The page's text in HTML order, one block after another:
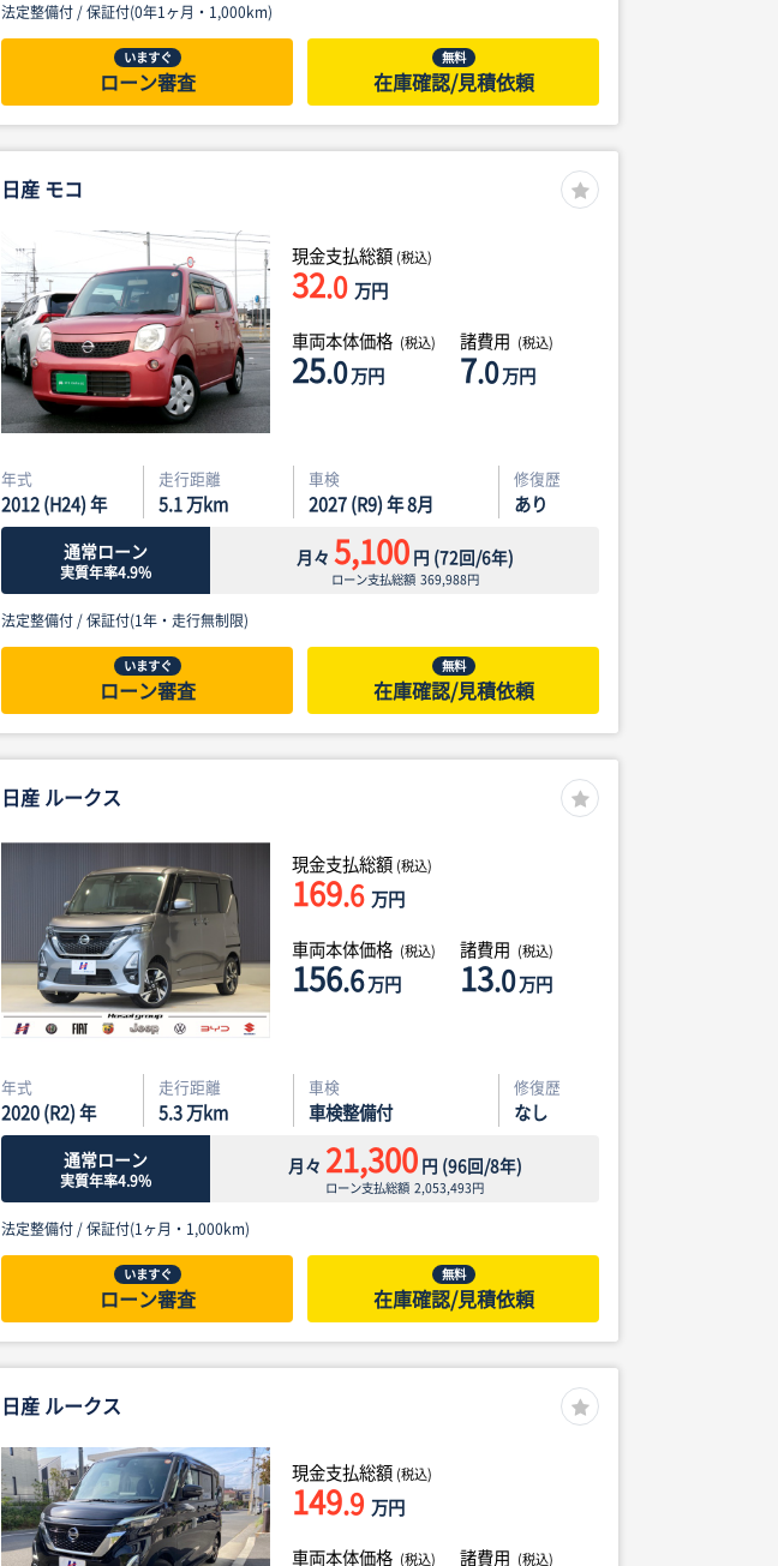
法定整備付 /保証付(0年1ヶ月・1,000km)
いますぐ
ローン審査
無料
在庫確認/見積依頼
日産 モコ
現金支払総額 (税込)
32.0 万円
車両本体価格 (税込)
25.0万円
諸費用 (税込)
7.0万円
年式
2012 (H24) 年
走行距離
5.1万km
車検
2027 (R9) 年 8月
修復歴
あり
通常ローン
実質年率4.9%
月々 5,100円 (72回/6年)
ローン支払総額 369,988円
法定整備付 /保証付(1年・走行無制限)
いますぐ
ローン審査
無料
在庫確認/見積依頼
日産 ルークス
現金支払総額 (税込)
169.6 万円
車両本体価格 (税込)
156.6万円
諸費用 (税込)
13.0万円
年式
2020 (R2) 年
走行距離
5.3万km
車検
車検整備付
修復歴
なし
通常ローン
実質年率4.9%
月々 21,300円 (96回/8年)
ローン支払総額2,053,493円
法定整備付 /保証付(1ヶ月・1,000km)
いますぐ
ローン審査
無料
在庫確認/見積依頼
日産 ルークス
現金支払総額 (税込)
149.9 万円
車両本体価格 (税込) 諸費用 (税込)